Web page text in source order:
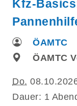
Kfz-
ÖAMTC
ÖAMTC
Do.
Dauer: 1